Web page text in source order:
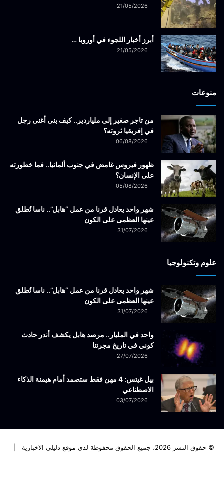
21/05/2026
أبرز أخبار اللجوء في أوروبا …
21/05/2026
منوعات
من تاجر صغير إلى ملياردير.. كيف بنى أغنى رجل
في إفريقيا ثروته؟
06/08/2026
ظهور فيروس غامض في جنوب ألمانيا.. فما خطورته
على الإنسان؟
05/08/2026
شهر واحد يعادل قرنا من عمل “هابل”.. ناسا تُطلق
عينها العظمى على الكون
31/07/2026
علوم وتكنولوجيا
شهر واحد يعادل قرنا من عمل “هابل”.. ناسا تُطلق
عينها العظمى على الكون
31/07/2026
واحد في المليار.. مرصد هابل يكشف أندر حادث
كوني في تاريخ مجرتنا
27/07/2026
بيل غيتس: 4 مهن فقط ستصمد أمام هيمنة الذكاء
الاصطناعي
03/07/2026
© حقوق النشر 2026، جميع الحقوق محفوظة لدى موقع دليلي الاخبارية |